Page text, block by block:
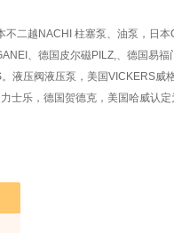
二越NACHI 柱塞泵、油泵，日本
、德国皮尔磁PILZ,、德国易
液压阀液压泵，美国VICKERS威
士乐，德国贺德克，美国哈威认